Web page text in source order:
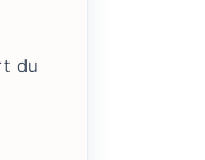
du